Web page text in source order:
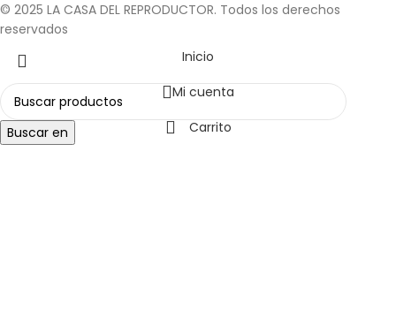
© 2025 LA CASA DEL REPRODUCTOR. Todos los derechos
reservados
Buscar en
Inicio
Mi cuenta
Carrito